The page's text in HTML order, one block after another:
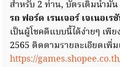
สำหรับ 2 ท่าน, บัตรเติมน้ำมั
รถ ฟอร์ด เรนเจอร์ เจเนอเ
เป็นผู้โชคดีแบบนี้ได้ง่ายๆ เพี
2565 ติดตามรายละเอียดเพิ่
https://